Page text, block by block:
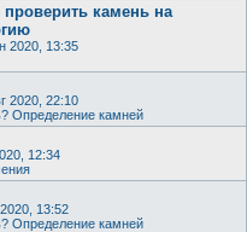
камень на
2020, 13:35
2020, 22:10
Определение камней
12:34
13:52
Определение камней